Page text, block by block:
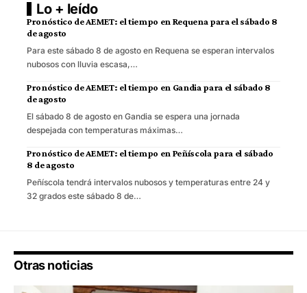
Lo + leído
Pronóstico de AEMET: el tiempo en Requena para el sábado 8
de agosto
Para este sábado 8 de agosto en Requena se esperan intervalos
nubosos con lluvia escasa,…
Pronóstico de AEMET: el tiempo en Gandia para el sábado 8
de agosto
El sábado 8 de agosto en Gandia se espera una jornada
despejada con temperaturas máximas…
Pronóstico de AEMET: el tiempo en Peñíscola para el sábado
8 de agosto
Peñíscola tendrá intervalos nubosos y temperaturas entre 24 y
32 grados este sábado 8 de…
Otras noticias